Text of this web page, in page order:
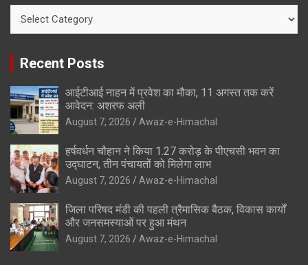
Recent Posts
आईटीआई नाहन में प्रवेश का मौका, 11 अगस्त तक करें
आवेदन: अशरफ अली
August 7, 2026 Awaz-e-Himachal
हर्षवर्धन चौहान ने किया 1.27 करोड़ के पीएचसी भवन का
उद्घाटन, तीन पंचायतों को मिलेगा लाभ
August 7, 2026 Awaz-e-Himachal
जिला परिषद मंडी की पहली त्रैमासिक बैठक, विकास कार्यों
और जनसमस्याओं पर हुआ मंथन
August 7, 2026 Awaz-e-Himachal